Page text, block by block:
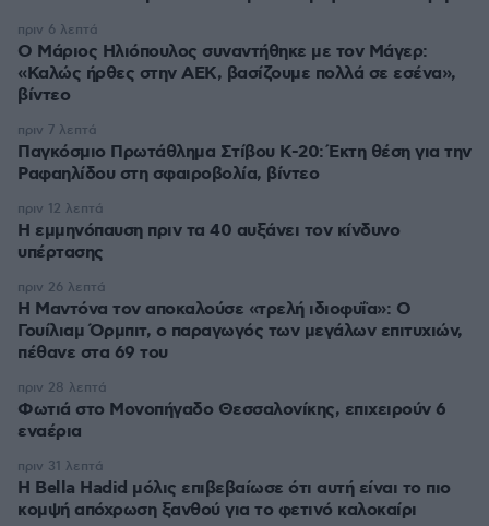
Ο Μάριος Ηλιόπουλος συναντήθηκε με τον Μάγερ:
«Καλώς ήρθες στην ΑΕΚ, βασίζουμε πολλά σε εσένα»,
βίντεο
πριν 6 λεπτά
Παγκόσμιο Πρωτάθλημα Στίβου Κ-20: Έκτη θέση για την
Ραφαηλίδου στη σφαιροβολία, βίντεο
πριν 7 λεπτά
Η εμμηνόπαυση πριν τα 40 αυξάνει τον κίνδυνο
υπέρτασης
πριν 12 λεπτά
Η Μαντόνα τον αποκαλούσε «τρελή ιδιοφυΐα»: Ο
Γουίλιαμ Όρμπιτ, ο παραγωγός των μεγάλων επιτυχιών,
πέθανε στα 69 του
πριν 26 λεπτά
Φωτιά στο Μονοπήγαδο Θεσσαλονίκης, επιχειρούν 6
εναέρια
πριν 28 λεπτά
Η Bella Hadid μόλις επιβεβαίωσε ότι αυτή είναι το πιο
κομψή απόχρωση ξανθού για το φετινό καλοκαίρι
πριν 31 λεπτά